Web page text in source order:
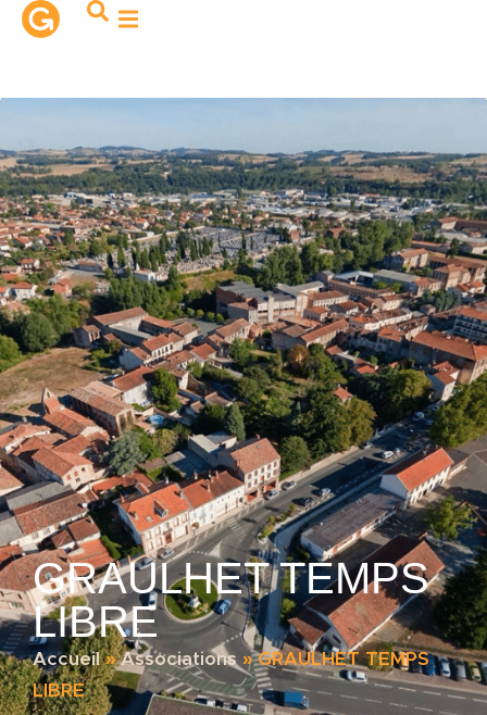
principal
GRAULHET TEMPS
LIBRE
Accueil»Associations »GRAULHET TEMPS
LIBRE